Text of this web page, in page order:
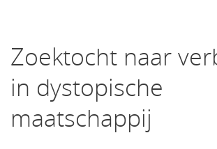
Zoektocht naar
in dystopische
maatschappij